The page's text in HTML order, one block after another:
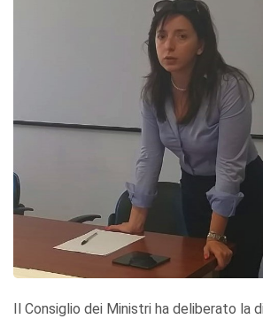
Il Consiglio dei Ministri ha deliberato la